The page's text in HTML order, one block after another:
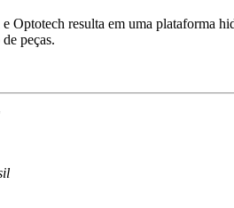
Optotech resulta em uma plataforma
peças.